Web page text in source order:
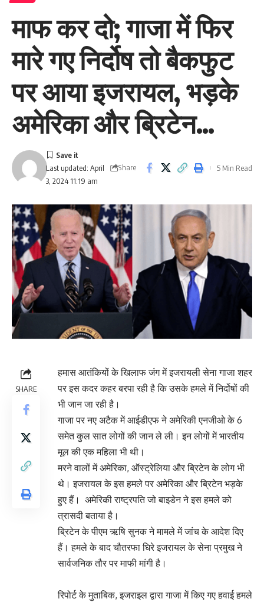
माफ कर दो; गाजा में फिर
मारे गए निर्दोष तो बैकफुट
पर आया इजरायल, भड़के
अमेरिका और ब्रिटेन…
Last updated: April
3, 2024 11:19 am
Share 5 Min Read
SHARE
हमास आतंकियों के खिलाफ जंग में इजरायली सेना गाजा शहर
पर इस कदर कहर बरपा रही है कि उसके हमले में निर्दोषों की
भी जान जा रही है।
गाजा पर नए अटैक में आईडीएफ ने अमेरिकी एनजीओ के 6
समेत कुल सात लोगों की जान ले ली। इन लोगों में भारतीय
मूल की एक महिला भी थी।
मरने वालों में अमेरिका, ऑस्ट्रेलिया और ब्रिटेन के लोग भी
थे। इजरायल के इस हमले पर अमेरिका और ब्रिटेन भड़के
हुए हैं। अमेरिकी राष्ट्रपति जो बाइडेन ने इस हमले को
त्रासदी बताया है।
ब्रिटेन के पीएम ऋषि सुनक ने मामले में जांच के आदेश दिए
हैं। हमले के बाद चौतरफा घिरे इजरायल के सेना प्रमुख ने
सार्वजनिक तौर पर माफी मांगी है।
रिपोर्ट के मुताबिक, इजराइल द्वारा गाजा में किए गए हवाई हमले